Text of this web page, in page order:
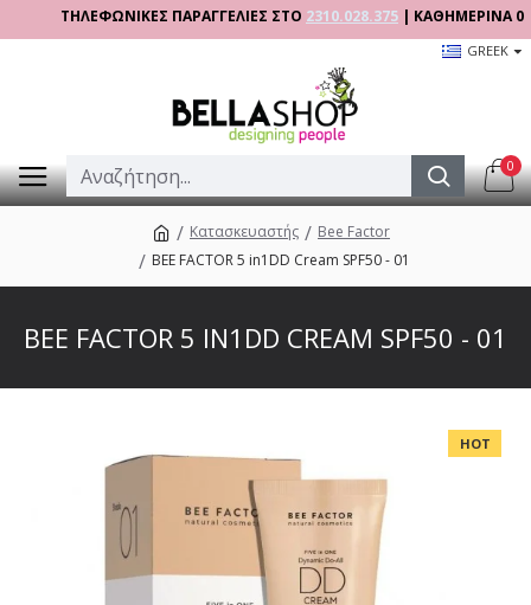
ΤΗΛΕΦΩΝΙΚΕΣ ΠΑΡΑΓΓΕΛΙΕΣ ΣΤΟ 2310.028.375| ΚΑΘΗΜΕΡΙΝΑ 09:00 -
GREEK
0
Κατασκευαστής
Bee Factor
BEE FACTOR 5 in1DD Cream SPF50 - 01
BEE FACTOR 5 IN1DD CREAM SPF50 - 01
HOT